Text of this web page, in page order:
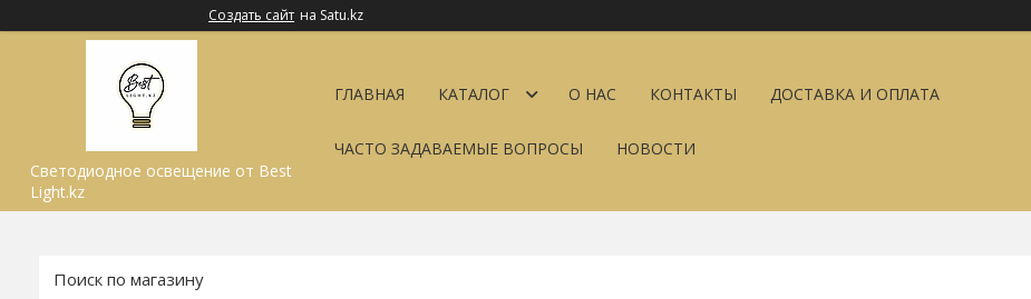
Создать сайт на Satu.kz
Светодиодное освещение от Best
Light.kz
ГЛАВНАЯ КАТАЛОГ О НАС КОНТАКТЫ ДОСТАВКА И ОПЛАТА
ЧАСТО ЗАДАВАЕМЫЕ ВОПРОСЫ НОВОСТИ